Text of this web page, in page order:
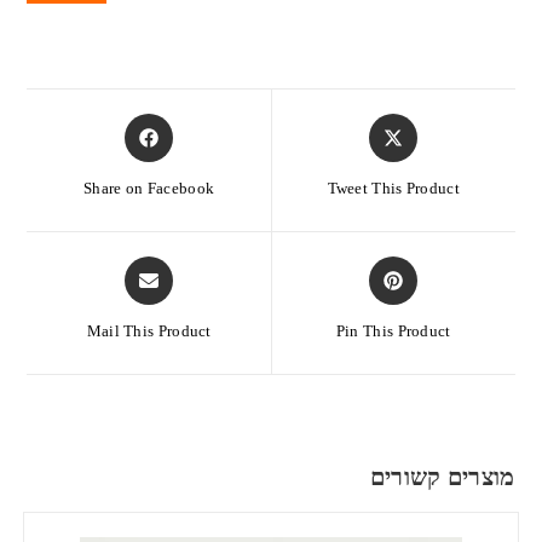
Tweet This Product
Share on Facebook
Pin This Product
Mail This Product
מוצרים קשורים